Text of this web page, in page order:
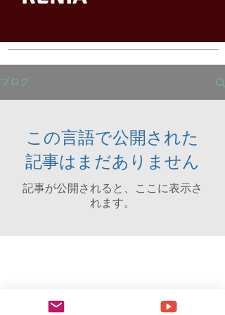
ブログ
この言語で公開された
記事はまだありません
記事が公開されると、ここに表示さ
れます。